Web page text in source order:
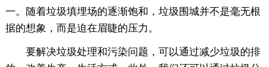
一。随着垃圾填埋场的逐渐饱和，垃圾围城并不是毫无根
据的想象，而是迫在眉睫的压力。
要解决垃圾处理和污染问题，可以通过减少垃圾的排